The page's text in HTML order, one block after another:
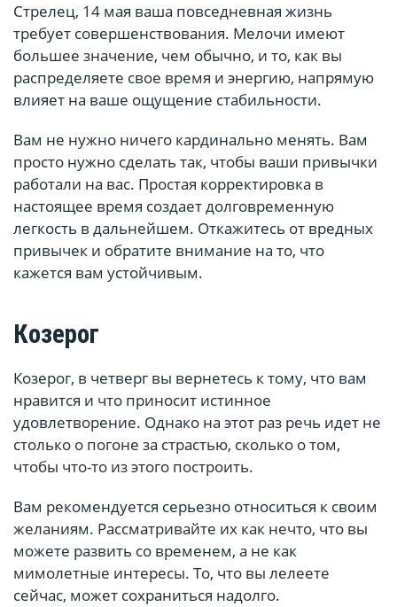
Стрелец, 14 мая ваша повседневная жизнь
требует совершенствования. Мелочи имеют
большее значение, чем обычно, и то, как вы
распределяете свое время и энергию, напрямую
влияет на ваше ощущение стабильности.
Вам не нужно ничего кардинально менять. Вам
просто нужно сделать так, чтобы ваши привычки
работали на вас. Простая корректировка в
настоящее время создает долговременную
легкость в дальнейшем. Откажитесь от вредных
привычек и обратите внимание на то, что
кажется вам устойчивым.
Козерог
Козерог, в четверг вы вернетесь к тому, что вам
нравится и что приносит истинное
удовлетворение. Однако на этот раз речь идет не
столько о погоне за страстью, сколько о том,
чтобы что-то из этого построить.
Вам рекомендуется серьезно относиться к своим
желаниям. Рассматривайте их как нечто, что вы
можете развить со временем, а не как
мимолетные интересы. То, что вы лелеете
сейчас, может сохраниться надолго.